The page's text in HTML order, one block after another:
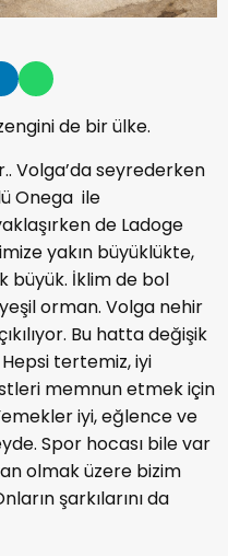
de bir ülke.
Volga’da seyrederken
Onega ile
de Ladoge
yakın büyüklükte,
büyük. İklim de bol
orman. Volga nehir
Bu hatta değişik
Hepsi tertemiz, iyi
memnun etmek için
iyi, eğlence ve
Spor hocası bile var
olmak üzere bizim
şarkılarını da